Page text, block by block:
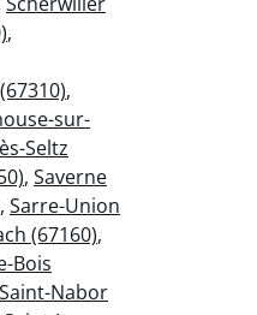
,
,
sur-
Seltz
, Saverne
, Sarre-Union
(67160),
Bois
Saint-Nabor